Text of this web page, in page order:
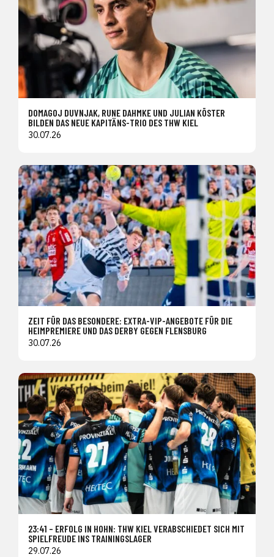
DOMAGOJ DUVNJAK, RUNE DAHMKE UND JULIAN KÖSTER
BILDEN DAS NEUE KAPITÄNS-TRIO DES THW KIEL
30.07.26
ZEIT FÜR DAS BESONDERE: EXTRA-VIP-ANGEBOTE FÜR DIE
HEIMPREMIERE UND DAS DERBY GEGEN FLENSBURG
30.07.26
23:41 – ERFOLG IN HOHN: THW KIEL VERABSCHIEDET SICH MIT
SPIELFREUDE INS TRAININGSLAGER
29.07.26